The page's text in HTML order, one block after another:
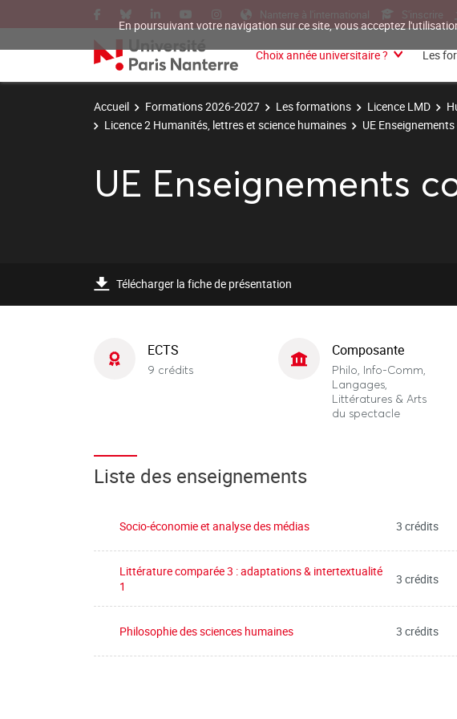
En poursuivant votre navigation sur ce site, vous acceptez
Nanterre à l'international S'inscrire
Choix année universitaire ? Les
Accueil Formations 2026-2027 Les formations Licence LMD
Licence 2 Humanités, lettres et science humaines
UE
UE Enseignements
Télécharger la fiche de présentation
ECTS
9 crédits
Composante
Philo, Info-Comm,
Langages,
Littératures & Arts
du spectacle
Liste des enseignements
Socio-économie et analyse des médias 3 crédits
Littérature comparée 3 : adaptations & intertextualité
1
3 crédits
Philosophie des sciences humaines 3 crédits